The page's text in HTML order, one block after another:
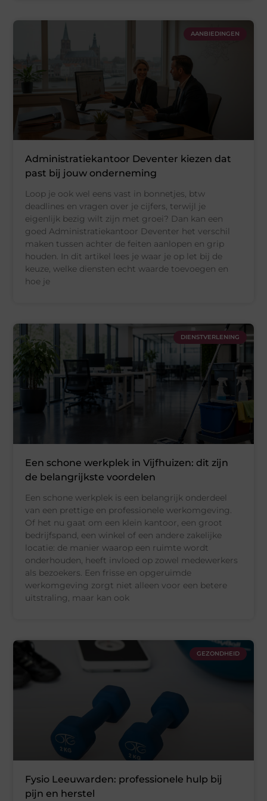
AANBIEDINGEN
Administratiekantoor Deventer kiezen dat
past bij jouw onderneming
Loop je ook wel eens vast in bonnetjes, btw
deadlines en vragen over je cijfers, terwijl je
eigenlijk bezig wilt zijn met groei? Dan kan een
goed Administratiekantoor Deventer het verschil
maken tussen achter de feiten aanlopen en grip
houden. In dit artikel lees je waar je op let bij de
keuze, welke diensten echt waarde toevoegen en
hoe je
DIENSTVERLENING
Een schone werkplek in Vijfhuizen: dit zijn
de belangrijkste voordelen
Een schone werkplek is een belangrijk onderdeel
van een prettige en professionele werkomgeving.
Of het nu gaat om een klein kantoor, een groot
bedrijfspand, een winkel of een andere zakelijke
locatie: de manier waarop een ruimte wordt
onderhouden, heeft invloed op zowel medewerkers
als bezoekers. Een frisse en opgeruimde
werkomgeving zorgt niet alleen voor een betere
uitstraling, maar kan ook
GEZONDHEID
Fysio Leeuwarden: professionele hulp bij
pijn en herstel